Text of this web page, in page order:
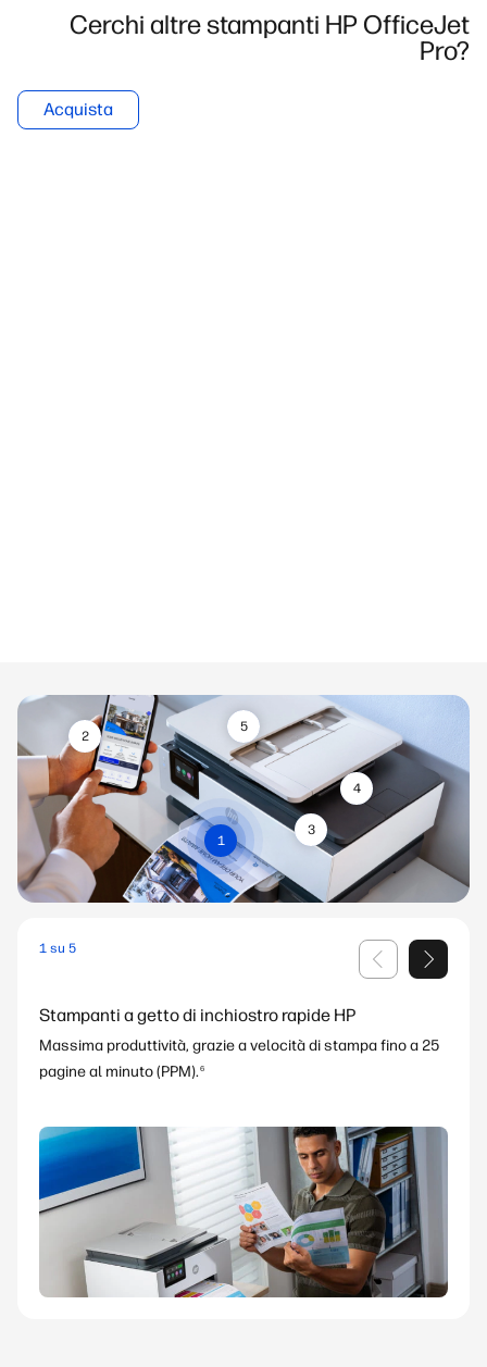
Cerchi altre stampanti HP OfficeJet
Pro?
Acquista
1
2
3
4
5
1 su 5
Stampanti a getto di inchiostro rapide HP
Massima produttività, grazie a velocità di stampa fino a 25
pagine al minuto (PPM). 6
8
9